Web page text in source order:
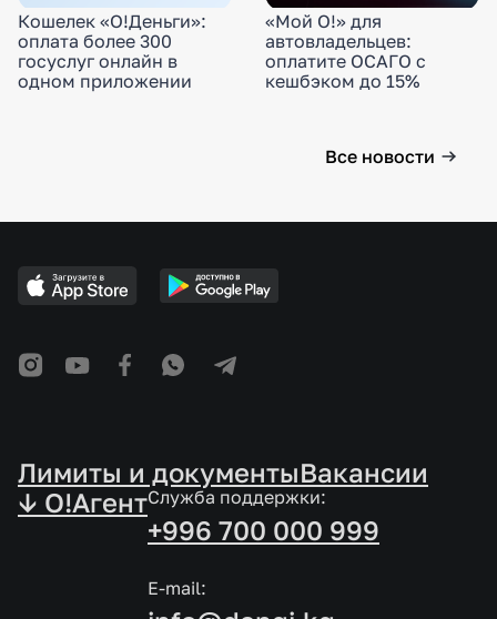
Кошелек «О!Деньги»:
оплата более 300
госуслуг онлайн в
одном приложении
«Мой О!» для
автовладельцев:
оплатите ОСАГО с
кешбэком до 15%
Все новости
Лимиты и документыВакансии
↓ O!АгентСлужба поддержки:
+996 700 000 999
E-mail: